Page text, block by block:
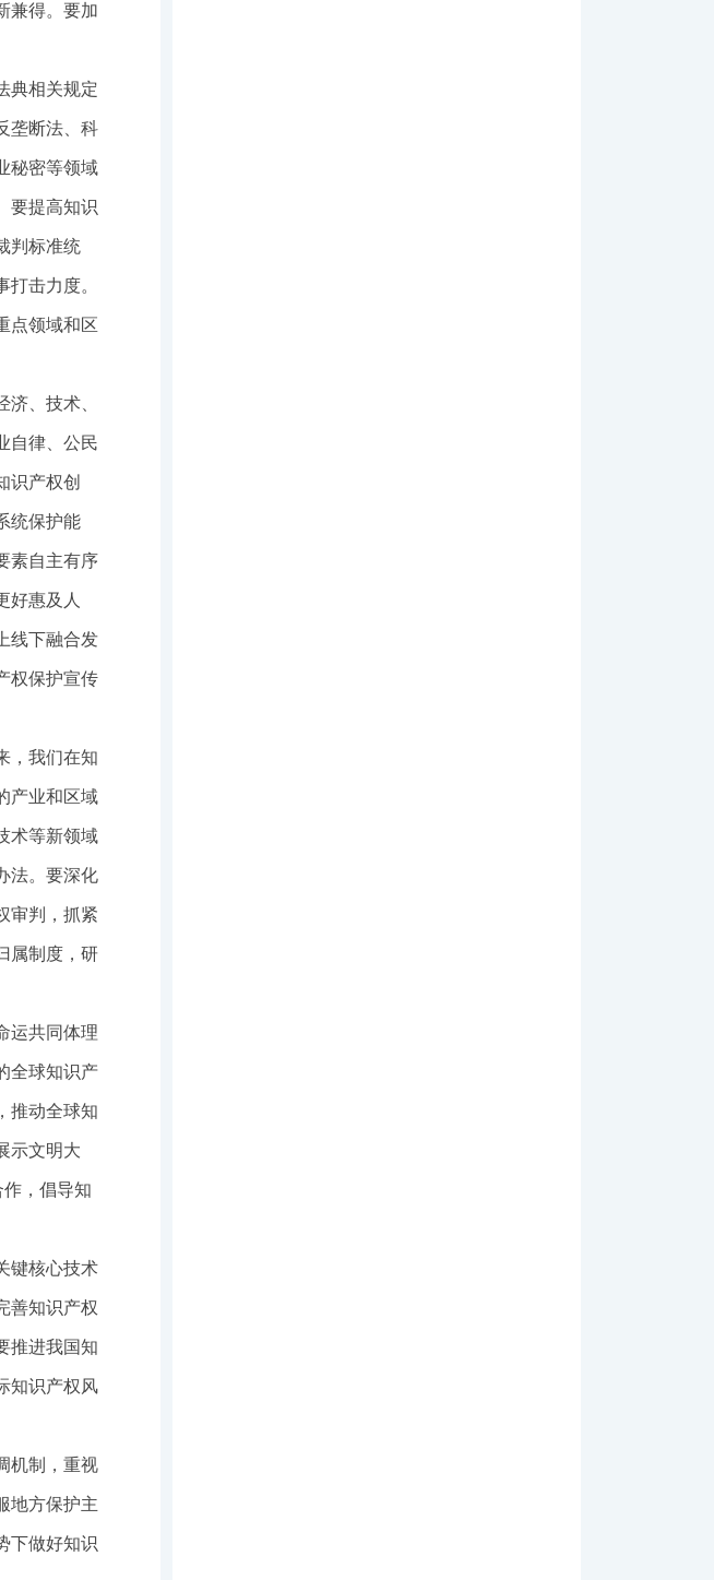
兼得。要加
典相关规定
垄断法、科
秘密等领域
要提高知识
判标准统
击力度。
点领域和区
、技术、
自律、公民
识产权创
统保护能
素自主有序
好惠及人
线下融合发
权保护宣传
，我们在知
产业和区域
术等新领域
法。要深化
审判，抓紧
属制度，研
运共同体理
全球知识产
推动全球知
示文明大
作，倡导知
键核心技术
善知识产权
推进我国知
知识产权风
机制，重视
地方保护主
下做好知识